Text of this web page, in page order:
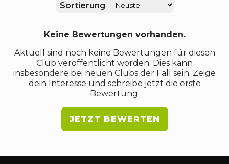
Sortierung
Keine Bewertungen vorhanden.
Aktuell sind noch keine Bewertungen für diesen
Club veröffentlicht worden. Dies kann
insbesondere bei neuen Clubs der Fall sein. Zeige
dein Interesse und schreibe jetzt die erste
Bewertung.
JETZT BEWERTEN